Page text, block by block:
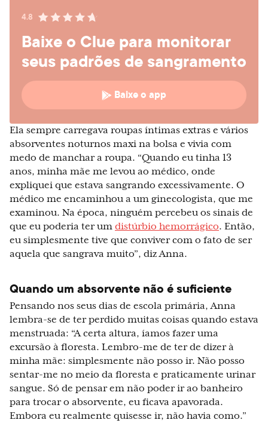
4.8
Baixe o Clue para monitorar
seus padrões de sangramento
Baixe o app
Ela sempre carregava roupas íntimas extras e vários
absorventes noturnos maxi na bolsa e vivia com
medo de manchar a roupa. “Quando eu tinha 13
anos, minha mãe me levou ao médico, onde
expliquei que estava sangrando excessivamente. O
médico me encaminhou a um ginecologista, que me
examinou. Na época, ninguém percebeu os sinais de
que eu poderia ter um distúrbio hemorrágico. Então,
eu simplesmente tive que conviver com o fato de ser
aquela que sangrava muito”, diz Anna.
Quando um absorvente não é suficiente
Pensando nos seus dias de escola primária, Anna
lembra-se de ter perdido muitas coisas quando estava
menstruada: “A certa altura, íamos fazer uma
excursão à floresta. Lembro-me de ter de dizer à
minha mãe: simplesmente não posso ir. Não posso
sentar-me no meio da floresta e praticamente urinar
sangue. Só de pensar em não poder ir ao banheiro
para trocar o absorvente, eu ficava apavorada.
Embora eu realmente quisesse ir, não havia como.”